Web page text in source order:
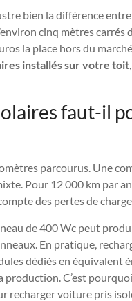
bien la différence
cinq mètres carrés
la place hors du
installés sur votre toit
faut-il
parcourus. Une
Pour 12 000 km par
des pertes de
de 400 Wc peut
En pratique,
dédiés en équivalent
C’est
recharger voiture pris